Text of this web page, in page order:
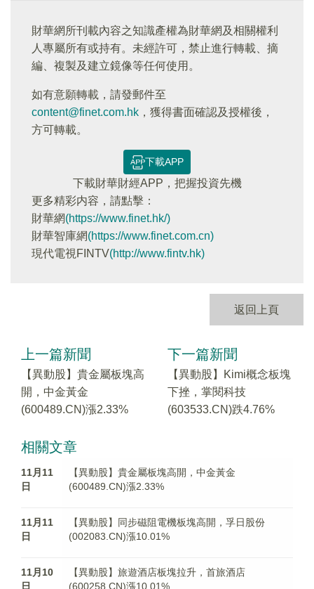
財華網所刊載內容之知識產權為財華網及相關權利
人專屬所有或持有。未經許可，禁止進行轉載、摘
編、複製及建立鏡像等任何使用。
如有意願轉載，請發郵件至
content@finet.com.hk ，獲得書面確認及授權後，
方可轉載。
下載APP
下載財華財經APP，把握投資先機
更多精彩内容，請點擊：
財華網(https://www.finet.hk/)
財華智庫網(https://www.finet.com.cn)
現代電視FINTV(http://www.fintv.hk)
返回上頁
上一篇新聞
【異動股】貴金屬板塊高
開，中金黃金
(600489.CN)漲2.33%
下一篇新聞
【異動股】Kimi概念板塊
下挫，掌閱科技
(603533.CN)跌4.76%
相關文章
11月11
日
【異動股】貴金屬板塊高開，中金黃金
(600489.CN)漲2.33%
11月11
日
【異動股】同步磁阻電機板塊高開，孚日股份
(002083.CN)漲10.01%
11月10
日
【異動股】旅遊酒店板塊拉升，首旅酒店
(600258.CN)漲10.01%